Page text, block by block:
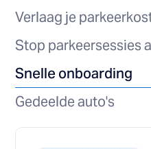
Verlaag je
Stop parkeersessies
Snelle onboarding
Gedeelde auto's